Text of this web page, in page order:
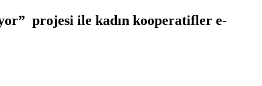
projesi ile kadın kooperatifler e-